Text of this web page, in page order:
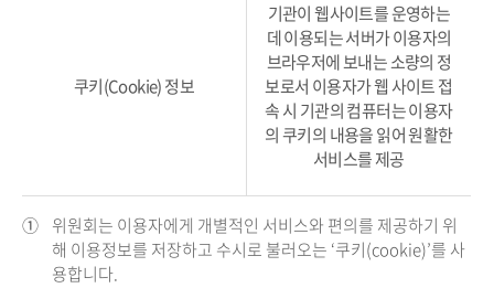
쿠키(Cookie) 정보
기관이 웹사이트를 운영하는
데 이용되는 서버가 이용자의
브라우저에 보내는 소량의 정
보로서 이용자가 웹 사이트 접
속 시 기관의 컴퓨터는 이용자
의 쿠키의 내용을 읽어 원활한
서비스를 제공
① 위원회는 이용자에게 개별적인 서비스와 편의를 제공하기 위
해 이용정보를 저장하고 수시로 불러오는 ‘쿠키(cookie)’를 사
용합니다.